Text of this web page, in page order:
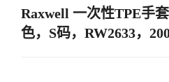
Raxwell 一次性TPE手
色，S码，RW2633，